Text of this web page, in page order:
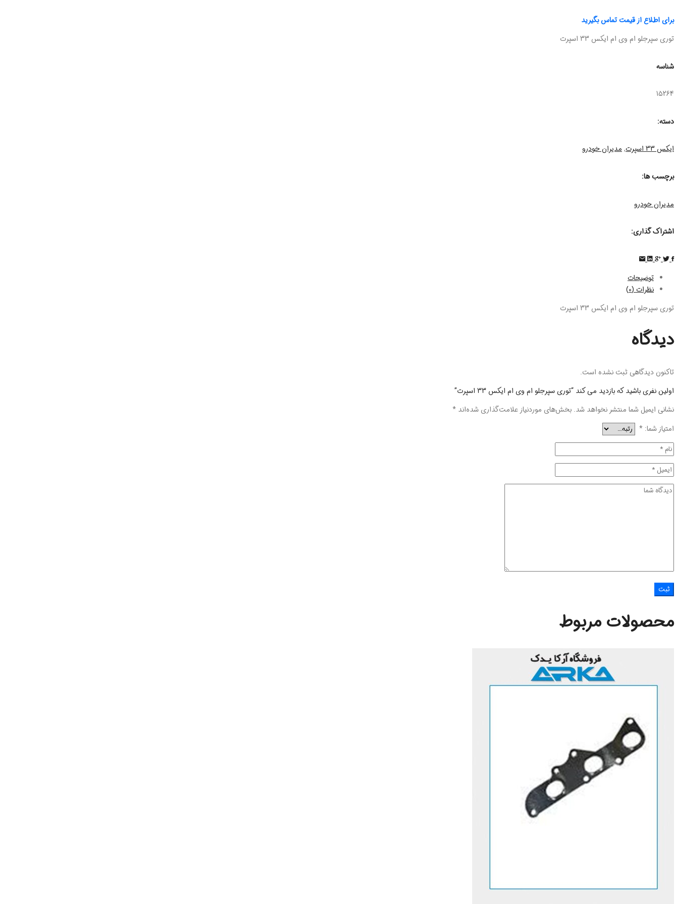
برای اطلاع از قیمت تماس بگیرید
توری سپرجلو ام وی ام ایکس 33 اسپرت
شناسه
15264
دسته:
ایکس 33 اسپرت ,مدیران خودرو
برچسب ها:
مدیران خودرو
اشتراک گذاری:
توضیحات
نظرات (0)
توری سپرجلو ام وی ام ایکس 33 اسپرت
دیدگاه
تاکنون دیدگاهی ثبت نشده است.
اولین نفری باشید که بازدید می کند “توری سپرجلو ام وی ام ایکس 33 اسپرت”
نشانی ایمیل شما منتشر نخواهد شد. بخش‌های موردنیاز علامت‌گذاری شده‌اند *
امتیاز شما: *
محصولات مربوط